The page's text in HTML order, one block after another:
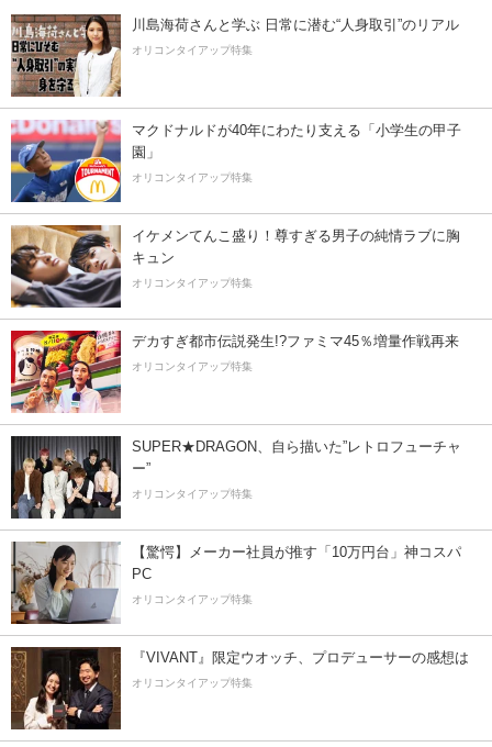
川島海荷さんと学ぶ 日常に潜む“人身取引”のリアル
オリコンタイアップ特集
マクドナルドが40年にわたり支える「小学生の甲子
園」
オリコンタイアップ特集
イケメンてんこ盛り！尊すぎる男子の純情ラブに胸
キュン
オリコンタイアップ特集
デカすぎ都市伝説発生!?ファミマ45％増量作戦再来
オリコンタイアップ特集
SUPER★DRAGON、自ら描いた”レトロフューチャ
ー”
オリコンタイアップ特集
【驚愕】メーカー社員が推す「10万円台」神コスパ
PC
オリコンタイアップ特集
『VIVANT』限定ウオッチ、プロデューサーの感想は
オリコンタイアップ特集